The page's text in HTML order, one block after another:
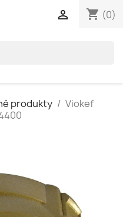
shopping_cart (0)

produkty
Viokef